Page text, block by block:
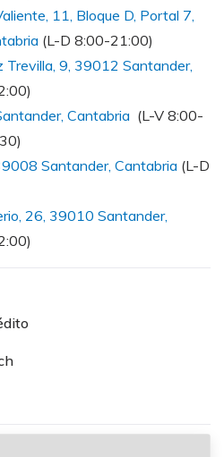
11, Bloque D, Portal 7,
(L-D 8:00-21:00)
Trevilla, 9, 39012 Santander,
Cantabria (L-V 8:00-
Santander, Cantabria (L-D
26, 39010 Santander,